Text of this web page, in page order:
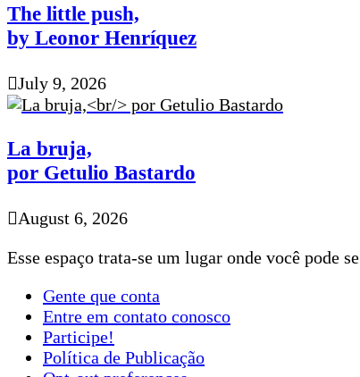
The little push,
by Leonor Henríquez
July 9, 2026
La bruja,
por Getulio Bastardo
August 6, 2026
Esse espaço trata-se um lugar onde você pode
Gente que conta
Entre em contato conosco
Participe!
Política de Publicação